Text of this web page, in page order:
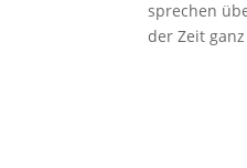
sprechen
der Zeit